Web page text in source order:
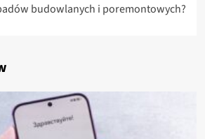
budowlanych i poremontowych?